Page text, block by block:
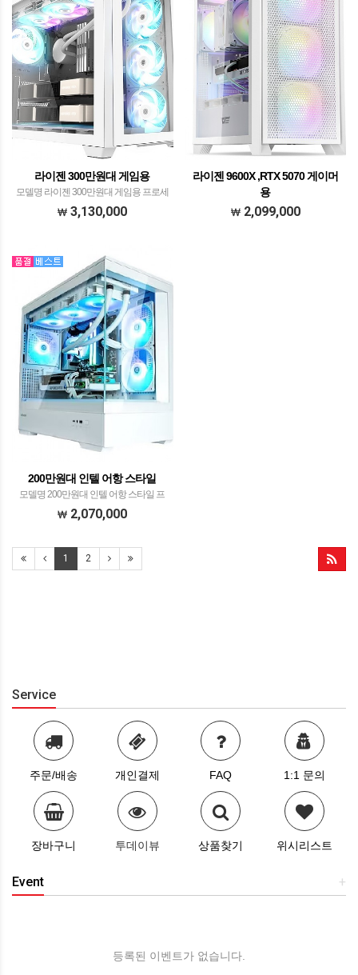
라이젠 300만원대 게임용
모델명 라이젠 300만원대 게임용 프로세
서 AMD 라이젠 R7 7800X3D WITH 발키
LANCER BLADE …
3,130,000
라이젠 9600X ,RTX 5070 게이머
용
모델명 AMD R5 9600X게이머용 피씨 프
2,099,000
200만원대 인텔 어항 스타일
모델명 200만원대 인텔 어항 스타일 프
로세서 인텔 14세대 i5-14600KF​ with이엠
DELTA R…
2,070,000
1 2
Service
주문/배송 개인결제 FAQ 1:1 문의
장바구니 투데이뷰 상품찾기 위시리스트
+
Event
등록된 이벤트가 없습니다.